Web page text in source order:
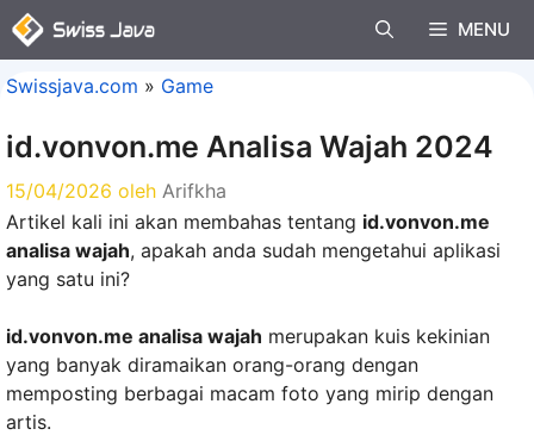
Langsung
ke
MENU
Swissjava.com » Game
id.vonvon.me Analisa Wajah 2024
15/04/2026 oleh Arifkha
Artikel kali ini akan membahas tentang id.vonvon.me
analisa wajah, apakah anda sudah mengetahui aplikasi
yang satu ini?
id.vonvon.me analisa wajah merupakan kuis kekinian
yang banyak diramaikan orang-orang dengan
memposting berbagai macam foto yang mirip dengan
artis.